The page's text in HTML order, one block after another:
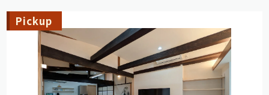
Pickup